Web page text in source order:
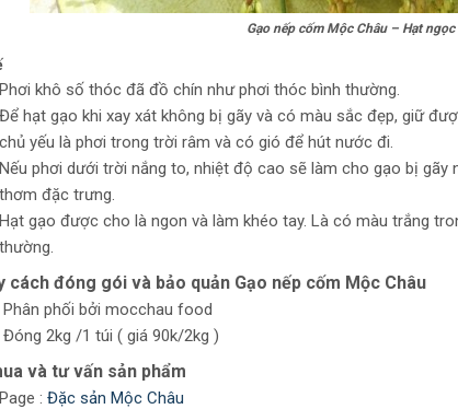
Gạo nếp cốm Mộc Châu – Hạt
Phơi khô số thóc đã đồ chín như phơi thóc bình thường.
Để hạt gạo khi xay xát không bị gãy và có màu sắc đẹp, giữ
chủ yếu là phơi trong trời râm và có gió để hút nước đi.
Nếu phơi dưới trời nắng to, nhiệt độ cao sẽ làm cho gạo bị gãy
thơm đặc trưng.
Hạt gạo được cho là ngon và làm khéo tay. Là có màu trắng
thường.
cách đóng gói và bảo quản Gạo nếp cốm Mộc Châu
Phân phối bởi mocchau food
Đóng 2kg /1 túi ( giá 90k/2kg )
và tư vấn sản phẩm
Page : Đặc sản Mộc Châu